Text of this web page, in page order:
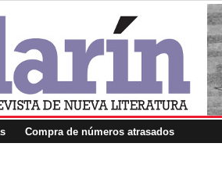
Compra de números atrasados